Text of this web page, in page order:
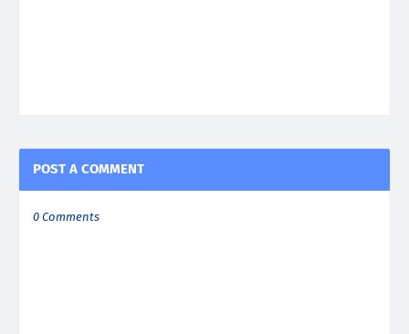
POST A COMMENT
0 Comments